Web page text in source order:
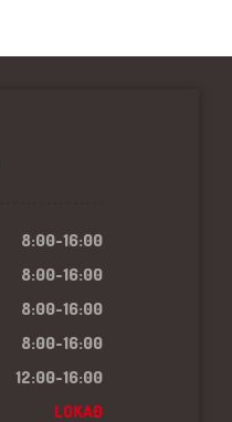
8:00-16:00
8:00-16:00
8:00-16:00
8:00-16:00
12:00-16:00
LOKAÐ